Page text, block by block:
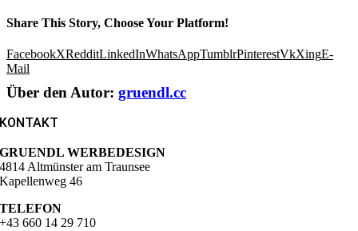
Share This Story, Choose Your Platform!
FacebookXRedditLinkedInWhatsAppTumblrPinterestVkXingE-
Mail
Über den Autor: gruendl.cc
KONTAKT
GRUENDL WERBEDESIGN
4814 Altmünster am Traunsee
Kapellenweg 46
TELEFON
+43 660 14 29 710